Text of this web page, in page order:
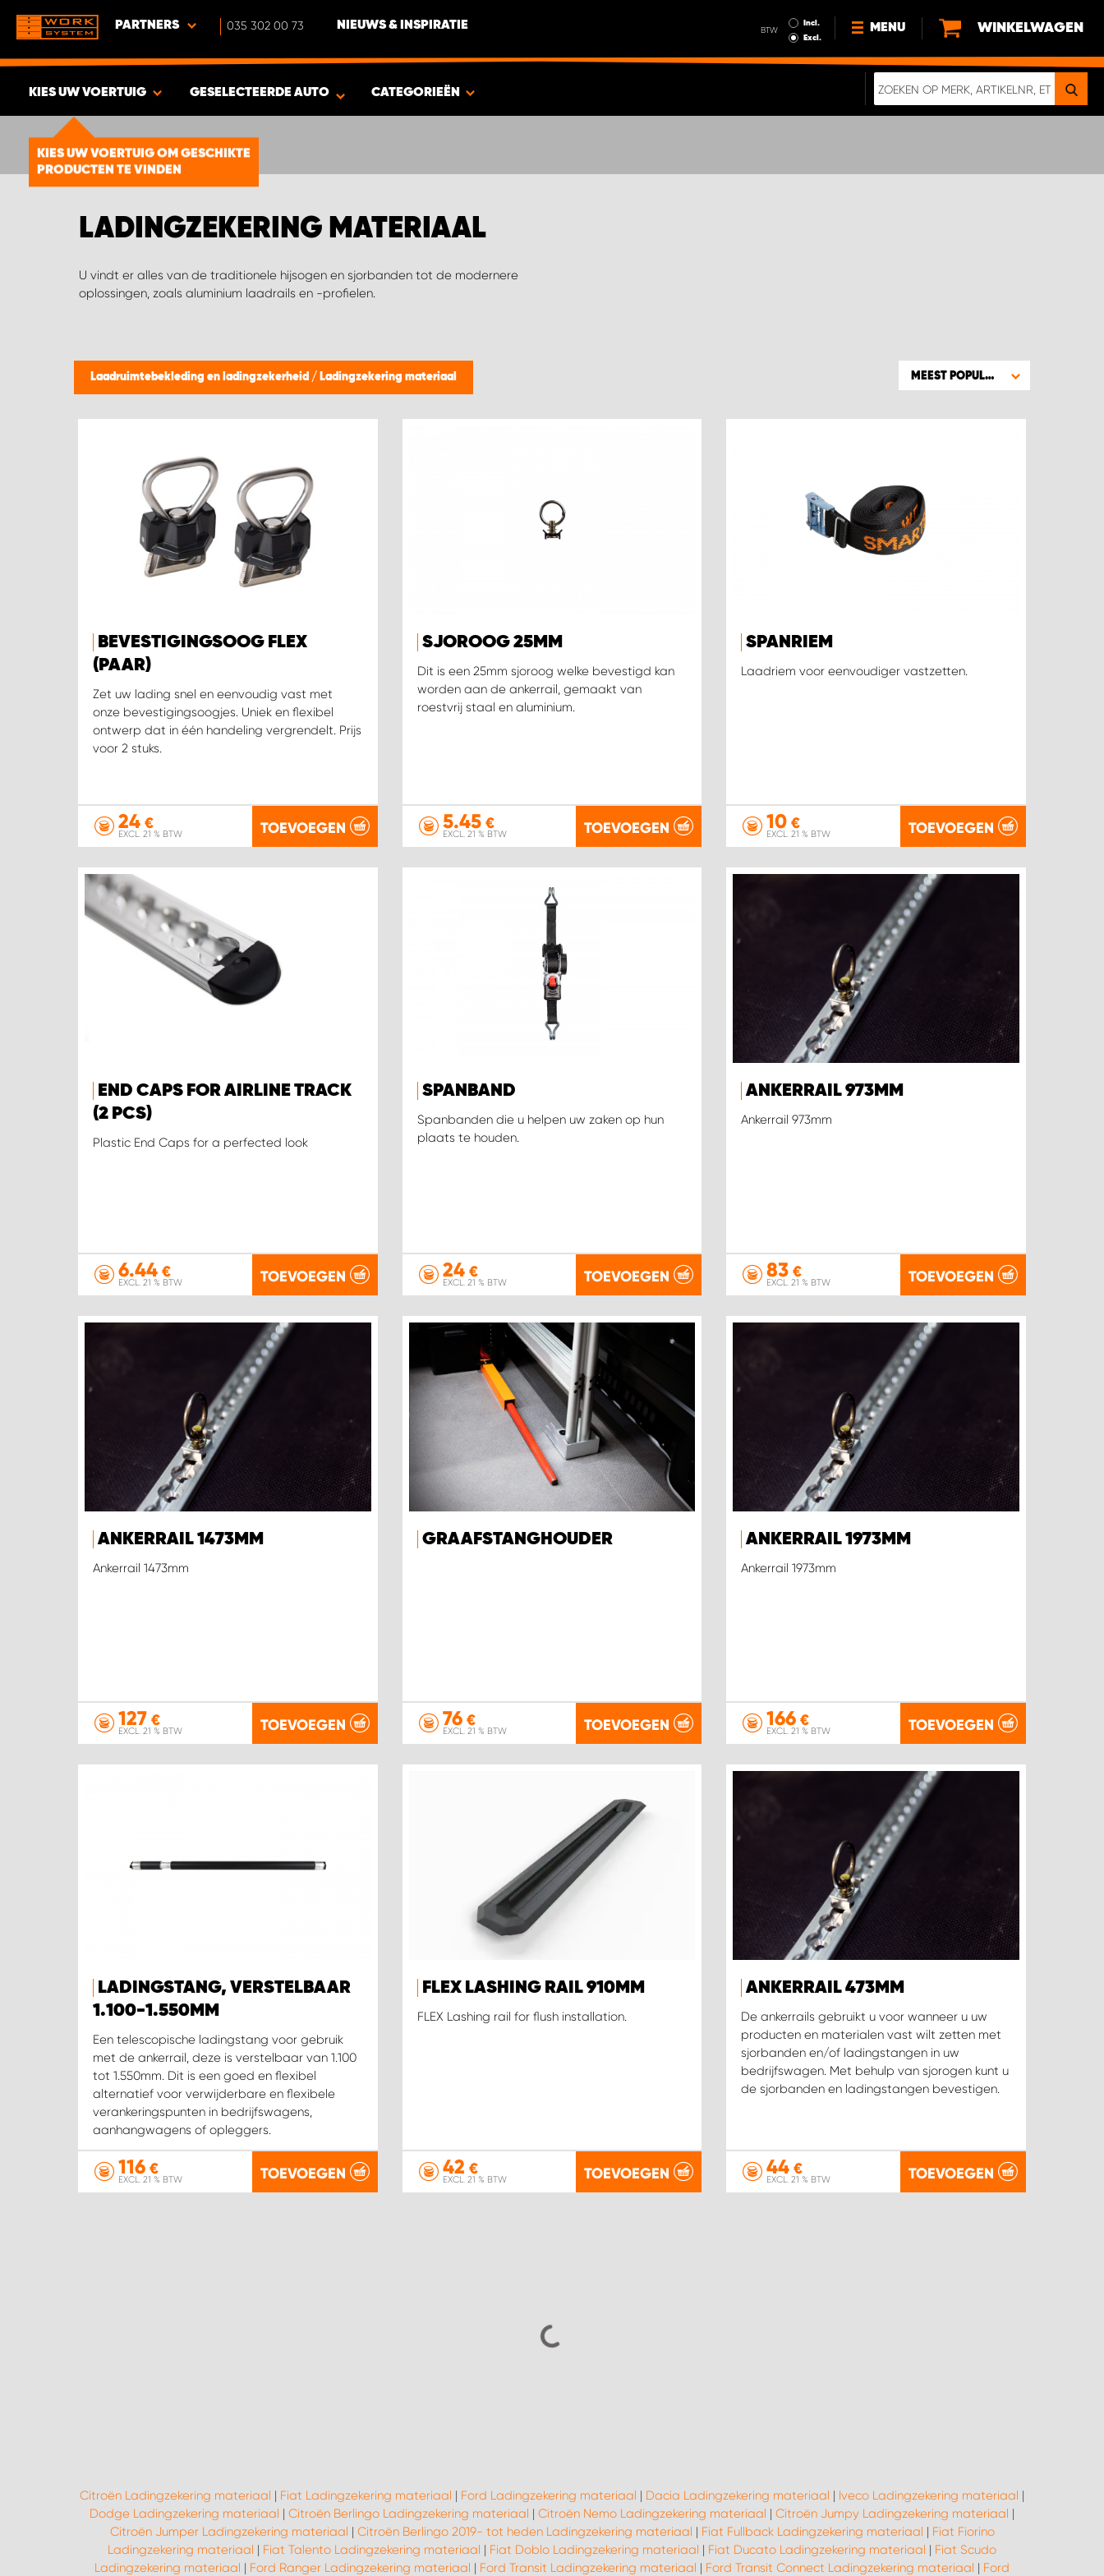
PARTNERS 035 302 00 73 NIEUWS & INSPIRATIE BTW
Incl.
Excl.
MENU
NIEUWS
WINKELWAGEN
KIES UW VOERTUIG
KIES UW VOERTUIG OM GESCHIKTE
PRODUCTEN TE VINDEN
BEKIJK RESULTAAT -1894
PRODUCTEN
GESELECTEERDE AUTO CATEGORIEËN
LADINGZEKERING MATERIAAL
U vindt er alles van de traditionele hijsogen en sjorbanden tot de modernere
oplossingen, zoals aluminium laadrails en -profielen.
Laadruimtebekleding en ladingzekerheid / Ladingzekering materiaal MEEST POPULAIR
BEVESTIGINGSOOG FLEX
(PAAR)
Zet uw lading snel en eenvoudig vast met
onze bevestigingsoogjes. Uniek en flexibel
ontwerp dat in één handeling vergrendelt. Prijs
voor 2 stuks.
24 €
EXCL. 21 % BTW TOEVOEGEN
SJOROOG 25MM
Dit is een 25mm sjoroog welke bevestigd kan
worden aan de ankerrail, gemaakt van
roestvrij staal en aluminium.
5.45€
EXCL. 21 % BTW TOEVOEGEN
SPANRIEM
Laadriem voor eenvoudiger vastzetten.
10 €
EXCL. 21 % BTW TOEVOEGEN
END CAPS FOR AIRLINE TRACK
(2 PCS)
Plastic End Caps for a perfected look
6.44 €
EXCL. 21 % BTW TOEVOEGEN
SPANBAND
Spanbanden die u helpen uw zaken op hun
plaats te houden.
24€
EXCL. 21 % BTW TOEVOEGEN
ANKERRAIL 973MM
Ankerrail 973mm
83 €
EXCL. 21 % BTW TOEVOEGEN
ANKERRAIL 1473MM
Ankerrail 1473mm
127 €
EXCL. 21 % BTW TOEVOEGEN
GRAAFSTANGHOUDER
76€
EXCL. 21 % BTW TOEVOEGEN
ANKERRAIL 1973MM
Ankerrail 1973mm
166 €
EXCL. 21 % BTW TOEVOEGEN
LADINGSTANG, VERSTELBAAR
1.100-1.550MM
Een telescopische ladingstang voor gebruik
met de ankerrail, deze is verstelbaar van 1.100
tot 1.550mm. Dit is een goed en flexibel
alternatief voor verwijderbare en flexibele
verankeringspunten in bedrijfswagens,
aanhangwagens of opleggers.
116 €
EXCL. 21 % BTW TOEVOEGEN
FLEX LASHING RAIL 910MM
FLEX Lashing rail for flush installation.
42 €
EXCL. 21 % BTW TOEVOEGEN
ANKERRAIL 473MM
De ankerrails gebruikt u voor wanneer u uw
producten en materialen vast wilt zetten met
sjorbanden en/of ladingstangen in uw
bedrijfswagen. Met behulp van sjorogen kunt u
de sjorbanden en ladingstangen bevestigen.
44 €
EXCL. 21 % BTW TOEVOEGEN
Citroën Ladingzekering materiaal | Fiat Ladingzekering materiaal | Ford Ladingzekering materiaal | Dacia Ladingzekering materiaal | Iveco Ladingzekering materiaal |
Dodge Ladingzekering materiaal | Citroën Berlingo Ladingzekering materiaal | Citroën Nemo Ladingzekering materiaal | Citroën Jumpy Ladingzekering materiaal |
Citroën Jumper Ladingzekering materiaal | Citroën Berlingo 2019- tot heden Ladingzekering materiaal | Fiat Fullback Ladingzekering materiaal | Fiat Fiorino
Ladingzekering materiaal | Fiat Talento Ladingzekering materiaal | Fiat Doblo Ladingzekering materiaal | Fiat Ducato Ladingzekering materiaal | Fiat Scudo
Ladingzekering materiaal | Ford Ranger Ladingzekering materiaal | Ford Transit Ladingzekering materiaal | Ford Transit Connect Ladingzekering materiaal | Ford